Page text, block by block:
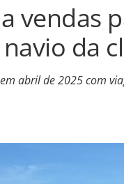
vendas
da
abril de 2025 com